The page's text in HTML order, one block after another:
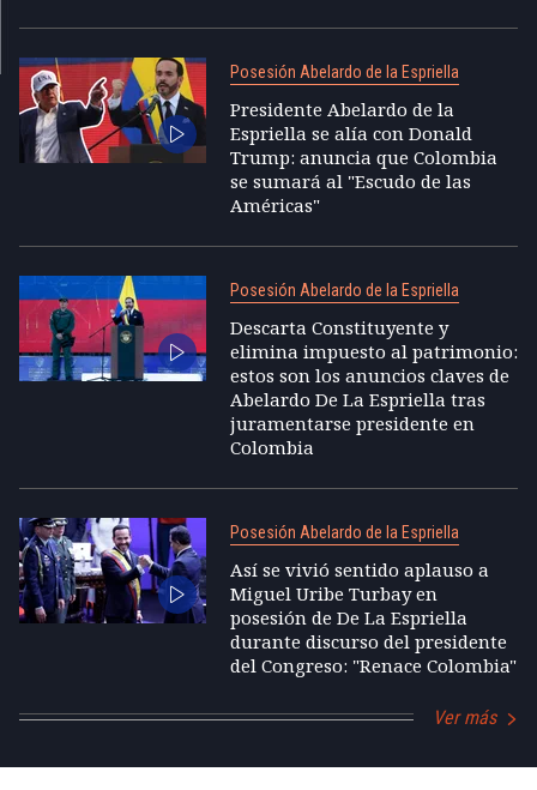
Posesión Abelardo de la Espriella
Presidente Abelardo de la
Espriella se alía con Donald
Trump: anuncia que Colombia
se sumará al "Escudo de las
Américas"
Posesión Abelardo de la Espriella
Descarta Constituyente y
elimina impuesto al patrimonio:
estos son los anuncios claves de
Abelardo De La Espriella tras
juramentarse presidente en
Colombia
Posesión Abelardo de la Espriella
Así se vivió sentido aplauso a
Miguel Uribe Turbay en
posesión de De La Espriella
durante discurso del presidente
del Congreso: "Renace Colombia"
Ver más